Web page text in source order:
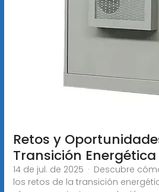
Retos y
Transición
14 de jul. de 2025 · Descubre
los retos de la transición